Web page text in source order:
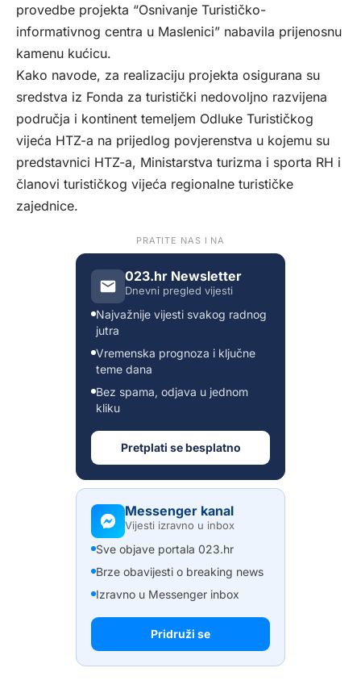
provedbe projekta “Osnivanje Turističko-
informativnog centra u Maslenici” nabavila prijenosnu
kamenu kućicu.
Kako navode, za realizaciju projekta osigurana su
sredstva iz Fonda za turistički nedovoljno razvijena
područja i kontinent temeljem Odluke Turističkog
vijeća HTZ-a na prijedlog povjerenstva u kojemu su
predstavnici HTZ-a, Ministarstva turizma i sporta RH i
članovi turističkog vijeća regionalne turističke
zajednice.
PRATITE NAS I NA
023.hr Newsletter
Dnevni pregled vijesti
Najvažnije vijesti svakog radnog
jutra
Vremenska prognoza i ključne
teme dana
Bez spama, odjava u jednom
kliku
Pretplati se besplatno
Messenger kanal
Vijesti izravno u inbox
Sve objave portala 023.hr
Brze obavijesti o breaking news
Izravno u Messenger inbox
Pridruži se